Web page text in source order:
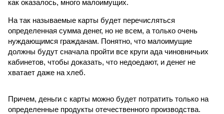
как оказалось, много малоимущих.
На так называемые карты будет перечисляться
определенная сумма денег, но не всем, а только очень
нуждающимся гражданам. Понятно, что малоимущие
должны будут сначала пройти все круги ада чиновничьих
кабинетов, чтобы доказать, что недоедают, и денег не
хватает даже на хлеб.
Причем, деньги с карты можно будет потратить только на
определенные продукты отечественного производства.